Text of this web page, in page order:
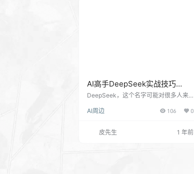
AI高手DeepSeek实战技巧
1000个神级提示词 集合最强使
DeepSeek，这个名字可能对很多人来
的AI工具。从提供的资料来看，DeepSe
注的焦点。 不少指南都强调了“高效提
问”的重要性，甚至有人认为，比起复杂
AI周边 106 0
皮先生 1 年前